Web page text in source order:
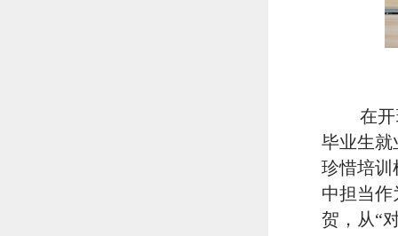
在
毕业生就
珍惜培训
中担当
贺，从“